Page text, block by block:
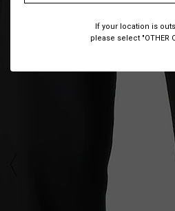
If your location is
please select "OTHER